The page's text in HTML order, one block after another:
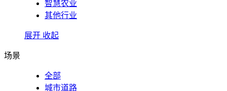
智慧农业
其他行业
展开 收起
场景
全部
城市道路